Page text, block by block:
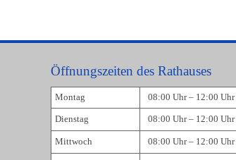
Öffnungszeiten des Rathauses
Montag 08:00 Uhr – 12:00 Uhr
Dienstag 08:00 Uhr – 12:00 Uhr
Mittwoch 08:00 Uhr – 12:00 Uhr